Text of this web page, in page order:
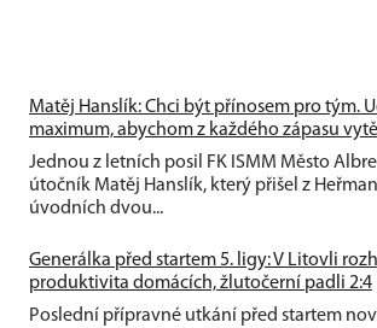
Matěj Hanslík: Chci být přínosem pro tým.
maximum, abychom z každého zápasu
Jednou z letních posil FK ISMM Město
útočník Matěj Hanslík, který přišel z
úvodních dvou...
Generálka před startem 5. ligy: V Litovli
produktivita domácích, žlutočerní padli 2:4
Poslední přípravné utkání před startem